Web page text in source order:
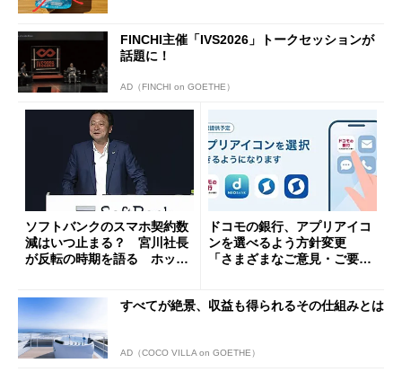
FINCHI主催「IVS2026」トークセッションが
話題に！
AD（FINCHI on GOETHE）
ソフトバンクのスマホ契約数
減はいつ止まる？ 宮川社長
が反転の時期を語る ホッピ
ドコモの銀行、アプリアイコ
ンを選べるよう方針変更
「さまざまなご意見・ご要望
すべてが絶景、収益も得られるその仕組みとは
AD（COCO VILLA on GOETHE）